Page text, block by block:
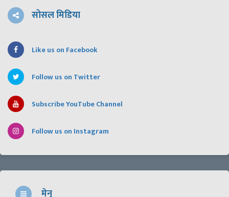
सोसल मिडिया
Like us on Facebook
Follow us on Twitter
Subscribe YouTube Channel
Follow us on Instagram
मेनु